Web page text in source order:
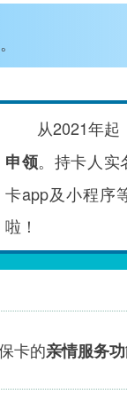
从2021年起
申领。持卡人实
卡app及小程序
啦！
卡的亲情服务